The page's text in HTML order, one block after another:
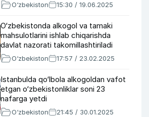
O‘zbekiston 15:30 / 19.06.2025
O‘zbekistonda alkogol va tamaki
mahsulotlarini ishlab chiqarishda
davlat nazorati takomillashtiriladi
O‘zbekiston 17:57 / 23.02.2025
Istanbulda qo‘lbola alkogoldan vafot
etgan o‘zbekistonliklar soni 23
nafarga yetdi
O‘zbekiston 21:45 / 30.01.2025